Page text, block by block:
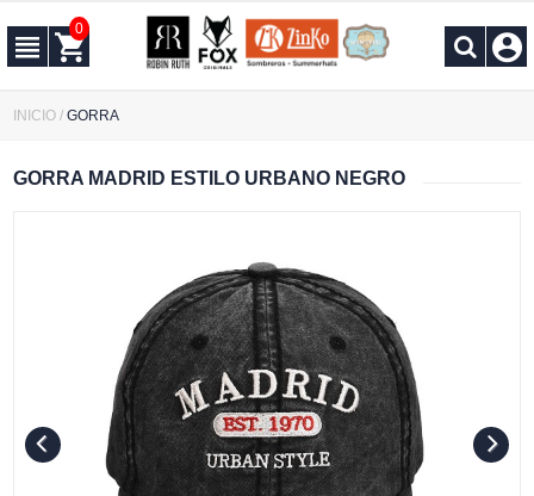
0
INICIO /GORRA
GORRA MADRID ESTILO URBANO NEGRO